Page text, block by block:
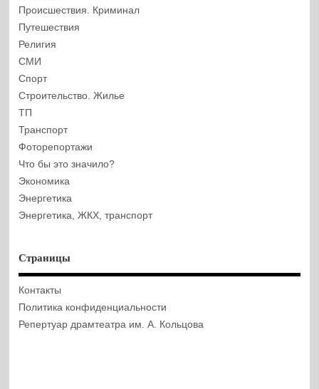
Происшествия. Криминал
Путешествия
Религия
СМИ
Спорт
Строительство. Жилье
ТП
Транспорт
Фоторепортажи
Что бы это значило?
Экономика
Энергетика
Энергетика, ЖКХ, транспорт
Страницы
Контакты
Политика конфиденциальности
Репертуар драмтеатра им. А. Кольцова